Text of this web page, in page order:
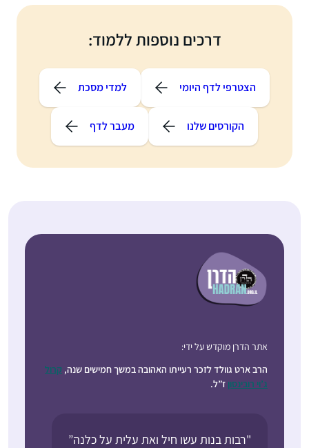
דרכים נוספות ללמוד:
הצטרפי לדף היומי למדי מסכת
הקורסים שלנו מעבר לדף
אתר הדרן מוקדש על ידי:
הרב ארט גוולד לזכר רעייתו האהובה במשך חמישים שנה, קרול
ג’וי רובינסון ז”ל.
"רבות בנות עשו חיל ואת עלית על כלנה”